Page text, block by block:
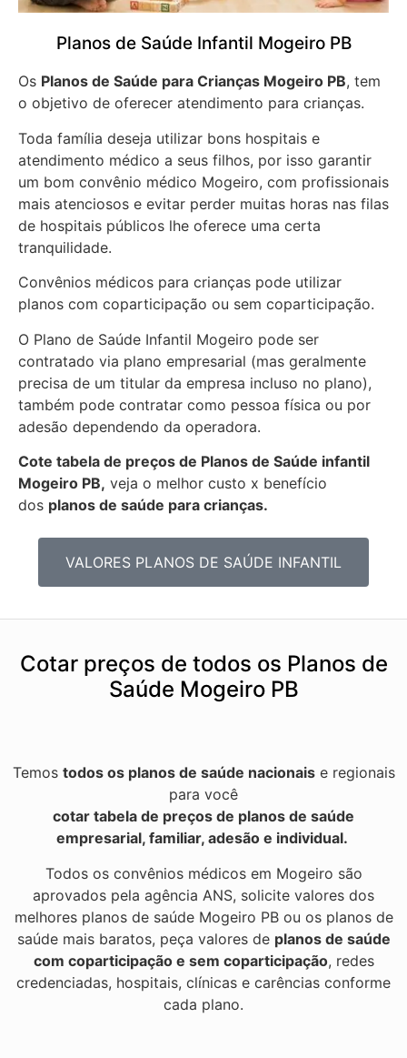
Planos de Saúde Infantil Mogeiro PB
Os Planos de Saúde para Crianças Mogeiro PB, tem
o objetivo de oferecer atendimento para crianças.
Toda família deseja utilizar bons hospitais e
atendimento médico a seus filhos, por isso garantir
um bom convênio médico Mogeiro, com profissionais
mais atenciosos e evitar perder muitas horas nas filas
de hospitais públicos lhe oferece uma certa
tranquilidade.
Convênios médicos para crianças pode utilizar
planos com coparticipação ou sem coparticipação.
O Plano de Saúde Infantil Mogeiro pode ser
contratado via plano empresarial (mas geralmente
precisa de um titular da empresa incluso no plano),
também pode contratar como pessoa física ou por
adesão dependendo da operadora.
Cote tabela de preços de Planos de Saúde infantil
Mogeiro PB, veja o melhor custo x benefício
dos planos de saúde para crianças.
VALORES PLANOS DE SAÚDE INFANTIL
Cotar preços de todos os Planos de
Saúde Mogeiro PB
Temos todos os planos de saúde nacionaise regionais
para você
cotar tabela de preços de planos de saúde
empresarial, familiar, adesão e individual.
Todos os convênios médicos em Mogeiro são
aprovados pela agência ANS, solicite valores dos
melhores planos de saúde Mogeiro PB ou os planos de
saúde mais baratos, peça valores de planos de saúde
com coparticipação e sem coparticipação, redes
credenciadas, hospitais, clínicas e carências conforme
cada plano.